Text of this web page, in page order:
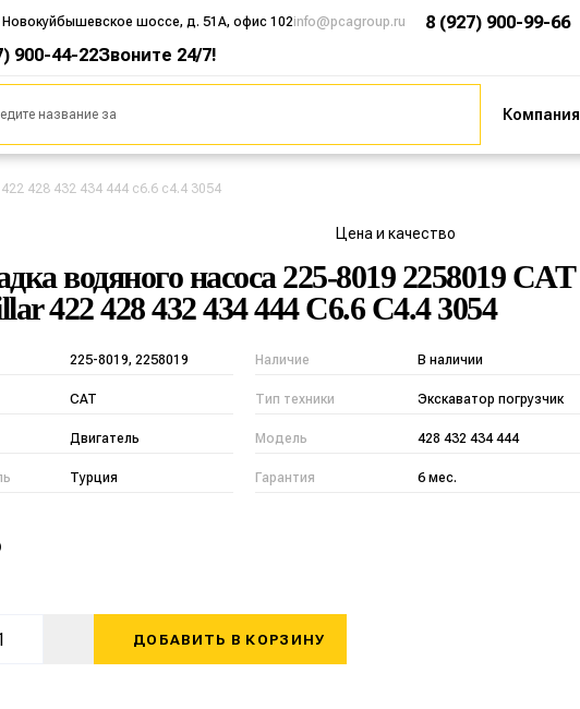
Новокуйбышевское шоссе, д. 51А, офис 102info@pcagroup.ru
8 (927) 900-99-66
900-44-22Звоните 24/7!
Компания
428 432 434 444 c6.6 c4.4 3054
Цена и качество
водяного насоса 225-8019 2258019 CAT
422 428 432 434 444 C6.6 C4.4 3054
225-8019, 2258019 Наличие В наличии
CAT Тип техники Экскаватор погрузчик
Двигатель Модель 428 432 434 444
Турция Гарантия 6 мес.
ДОБАВИТЬ В КОРЗИНУ